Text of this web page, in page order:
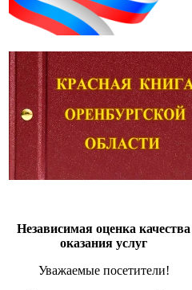
Независимая оценка качества
оказания услуг
Уважаемые посетители!